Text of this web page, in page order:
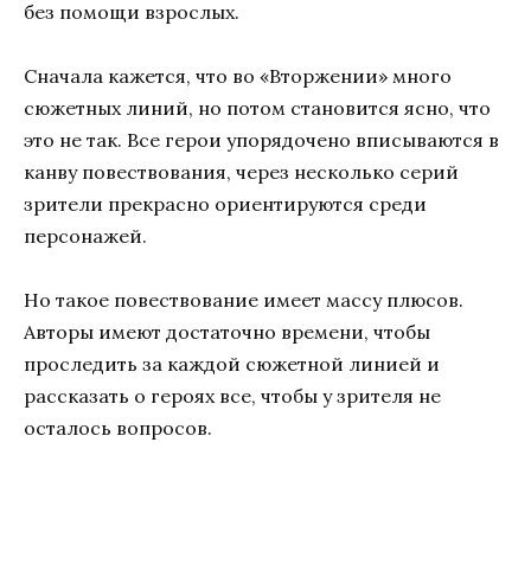
без помощи взрослых.
Сначала кажется, что во «Вторжении» много
сюжетных линий, но потом становится ясно, что
это не так. Все герои упорядочено вписываются в
канву повествования, через несколько серий
зрители прекрасно ориентируются среди
персонажей.
Но такое повествование имеет массу плюсов.
Авторы имеют достаточно времени, чтобы
проследить за каждой сюжетной линией и
рассказать о героях все, чтобы у зрителя не
осталось вопросов.